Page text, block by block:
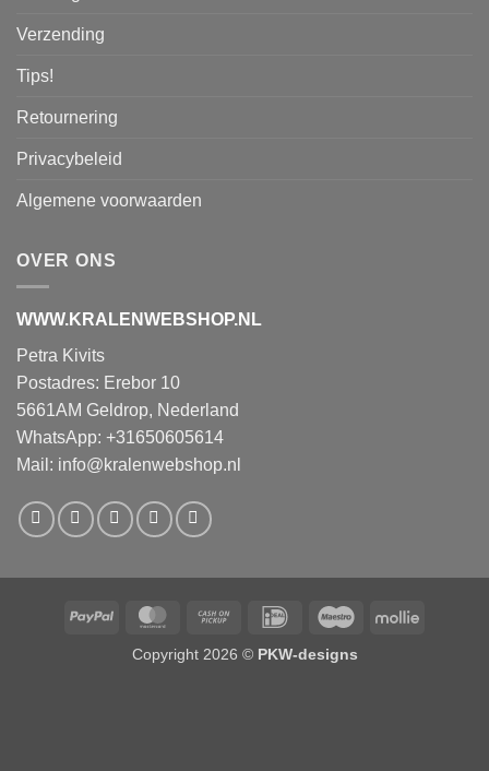
Verzending
Tips!
Retournering
Privacybeleid
Algemene voorwaarden
OVER ONS
WWW.KRALENWEBSHOP.NL
Petra Kivits
Postadres: Erebor 10
5661AM Geldrop, Nederland
WhatsApp: +31650605614
Mail: info@kralenwebshop.nl
PayPal MasterCardCash
Pickup
IDeal Maestro Mollie
Copyright 2026 © PKW-designs